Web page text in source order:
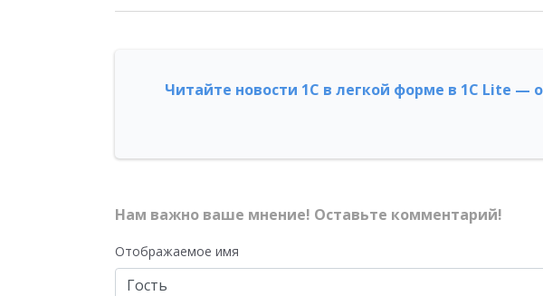
Читайте новости 1С в легкой форме в 1С Lite
Нам важно ваше мнение! Оставьте комментарий!
Отображаемое имя